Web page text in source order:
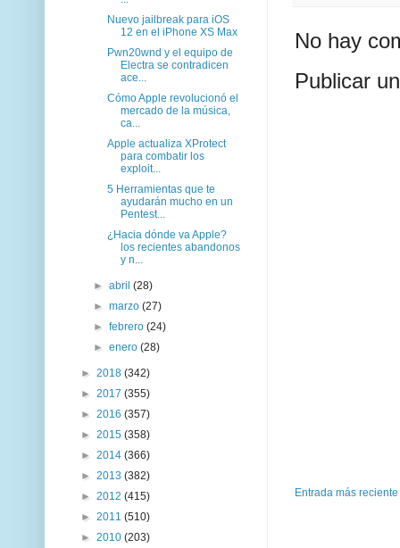
No hay
Publicar
Entrada más reciente
Nuevo jailbreak para iOS
12 en el iPhone XS Max
Pwn20wnd y el equipo de
Electra se contradicen
ace...
Cómo Apple revolucionó el
mercado de la música,
ca...
Apple actualiza XProtect
para combatir los
exploit...
5 Herramientas que te
ayudarán mucho en un
Pentest...
¿Hacia dónde va Apple?
los recientes abandonos
y n...
►abril(28)
►marzo(27)
►febrero(24)
►enero(28)
► 2018 (342)
► 2017 (355)
► 2016 (357)
► 2015 (358)
► 2014 (366)
► 2013 (382)
► 2012 (415)
► 2011 (510)
► 2010 (203)